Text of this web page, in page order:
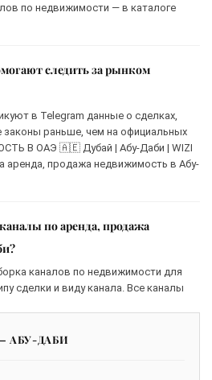
по недвижимости — в каталоге
следить за рынком
в Telegram данные о сделках,
законы раньше, чем на официальных
В ОАЭ 🇦🇪 Дубай | Абу-Даби | WIZI
аренда, продажа недвижимость в Абу-
по аренда, продажа
каналов по недвижимости для
сделки и виду канала. Все каналы
АБУ-ДАБИ